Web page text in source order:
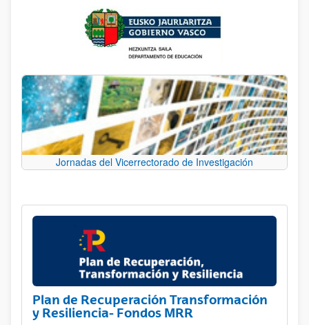
Jornadas del Vicerrectorado de Investigación
Plan de Recuperación Transformación
y Resiliencia- Fondos MRR